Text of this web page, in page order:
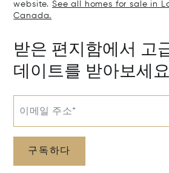
website. See all homes for sale in
Canada.
받은 편지함에서 고
데이트를 받아보세요
이메일 주소*
구독하다